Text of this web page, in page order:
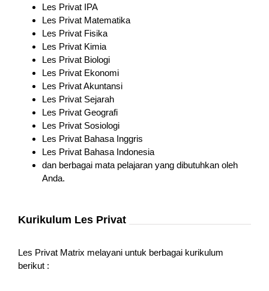
Les Privat IPA
Les Privat Matematika
Les Privat Fisika
Les Privat Kimia
Les Privat Biologi
Les Privat Ekonomi
Les Privat Akuntansi
Les Privat Sejarah
Les Privat Geografi
Les Privat Sosiologi
Les Privat Bahasa Inggris
Les Privat Bahasa Indonesia
dan berbagai mata pelajaran yang dibutuhkan oleh
Anda.
Kurikulum Les Privat
Les Privat Matrix melayani untuk berbagai kurikulum
berikut :